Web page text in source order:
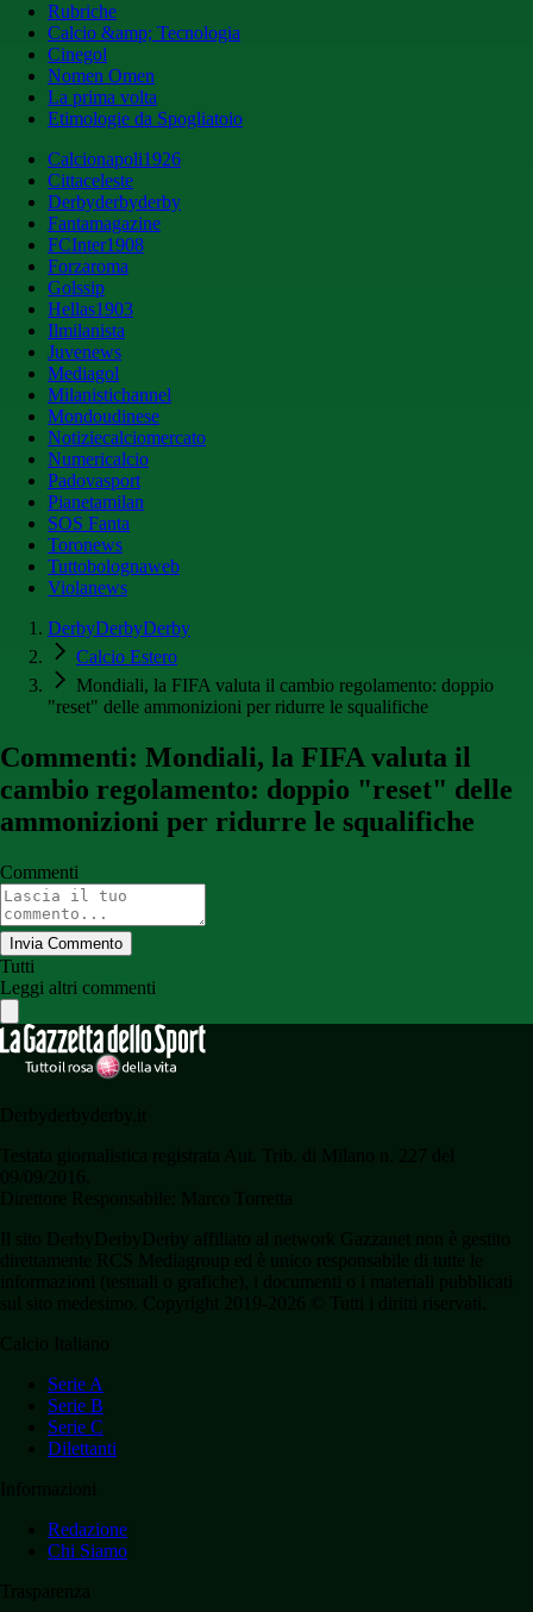
Rubriche
Calcio &amp; Tecnologia
Cinegol
Nomen Omen
La prima volta
Etimologie da Spogliatoio
Calcionapoli1926
Cittaceleste
Derbyderbyderby
Fantamagazine
FCInter1908
Forzaroma
Golssip
Hellas1903
Ilmilanista
Juvenews
Mediagol
Milanistichannel
Mondoudinese
Notiziecalciomercato
Numericalcio
Padovasport
Pianetamilan
SOS Fanta
Toronews
Tuttobolognaweb
Violanews
DerbyDerbyDerby
Calcio Estero
Mondiali, la FIFA valuta il cambio regolamento: doppio
"reset" delle ammonizioni per ridurre le squalifiche
Commenti: Mondiali, la FIFA valuta il
cambio regolamento: doppio "reset" delle
ammonizioni per ridurre le squalifiche
Commenti
Invia Commento
Tutti
Leggi altri commenti
Serie A
Serie B
Serie C
Dilettanti
Redazione
Chi Siamo